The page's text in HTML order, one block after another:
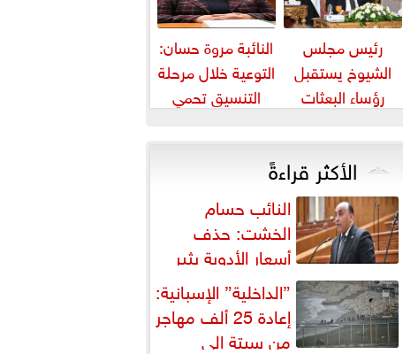
رئيس مجلس
الشيوخ يستقبل
رؤساء البعثات
المصرية بالخارج
النائبة مروة حسان:
التوعية خلال مرحلة
التنسيق تحمي
الأكاديمي
الأكثر قراءةً
النائب حسام
الخشت: حذف
أسعار الأدوية يثير
إشكالية دستورية ويهدد حق
المواطن...
”الداخلية” الإسبانية:
إعادة 25 ألف مهاجر
من سبتة إلى